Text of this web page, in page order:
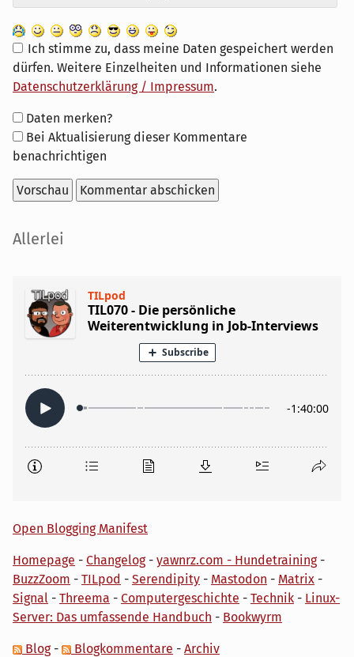
Ich stimme zu, dass meine Daten gespeichert werden
dürfen. Weitere Einzelheiten und Informationen siehe
Datenschutzerklärung / Impressum.
Formular-
Optionen
Daten merken?
Bei Aktualisierung dieser Kommentare
benachrichtigen
Seitenleiste
Allerlei
Open Blogging Manifest
Homepage - Changelog- yawnrz.com - Hundetraining-
BuzzZoom - TILpod - Serendipity - Mastodon - Matrix -
Signal - Threema - Computergeschichte - Technik - Linux-
Server: Das umfassende Handbuch - Bookwyrm
Blog- Blogkommentare - Archiv